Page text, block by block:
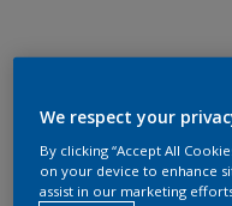
We respect your
By clicking “Accept All
on your device to enhance
assist in our marketing